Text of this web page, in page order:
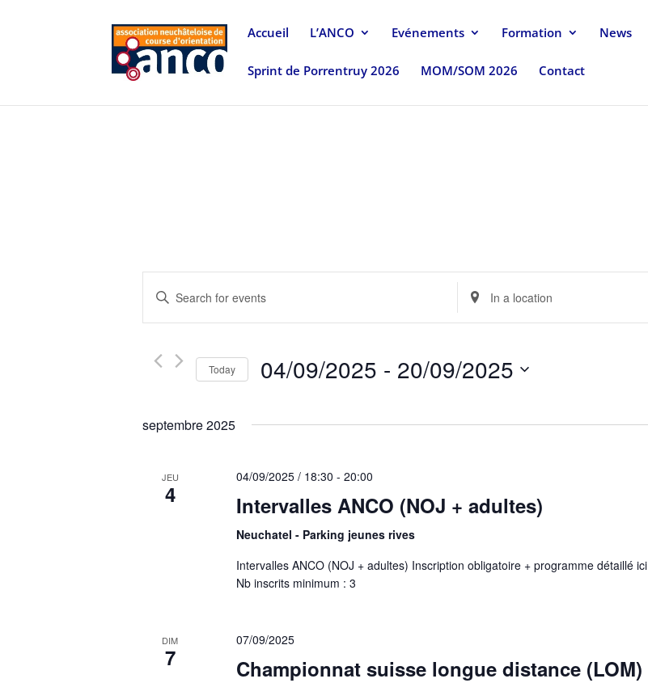
Accueil L’ANCO Evénements Formation News
Sprint de Porrentruy 2026 MOM/SOM 2026 Contact
Events
Search
and
Navigation
Enter
Keyword.
Search
Events
Enter
Location.
Search
Events
by
Today 04/09/2025 - 20/09/2025
septembre 2025
JEU
4
04/09/2025 / 18:30 - 20:00
Intervalles ANCO (NOJ + adultes)
Neuchatel - Parking jeunes rives
Intervalles ANCO (NOJ + adultes) Inscription obligatoire + programme détaillé ici
Nb inscrits minimum : 3
DIM
7
07/09/2025
Championnat suisse longue distance (LOM)